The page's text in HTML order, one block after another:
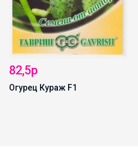
82,5р
Огурец Кураж F1